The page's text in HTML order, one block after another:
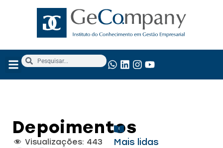
Depoimentos
Visualizações: 443 Mais lidas